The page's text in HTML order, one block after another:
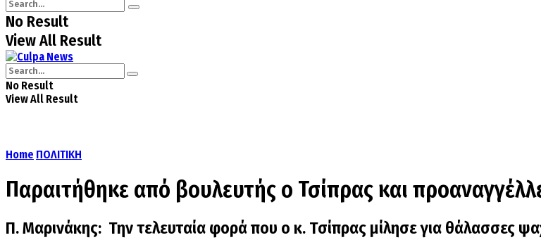
No Result
View All Result
No Result
View All Result
Home ΠΟΛΙΤΙΚΗ
Παραιτήθηκε από βουλευτής ο Τσίπρας και
Π. Μαρινάκης: Την τελευταία φορά που ο κ. Τσίπρας μίλησε για θάλασσες